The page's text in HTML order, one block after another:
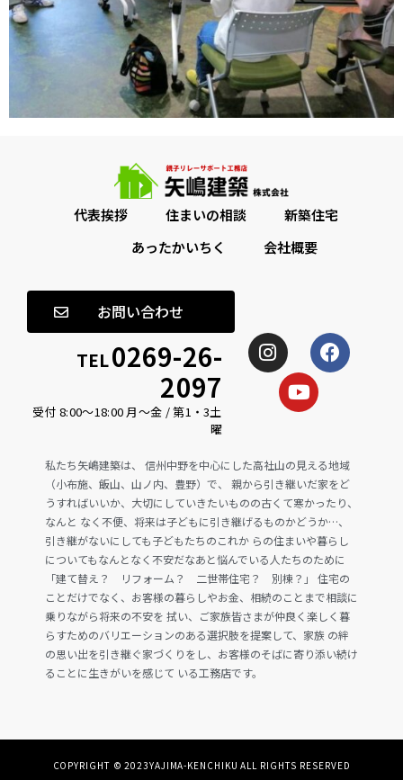
代表挨拶 住まいの相談
新築住宅
あったかいちく
会社概要
お問い合わせ
TEL0269-26-
2097
受付 8:00〜18:00 月〜金 / 第1・3土
曜
私たち矢嶋建築は、 信州中野を中心にした高社山の見える地域
（小布施、飯山、山ノ内、豊野）で、 親から引き継いだ家をど
うすればいいか、大切にしていきたいものの古くて寒かったり、
なんと なく不便、将来は子どもに引き継げるものかどうか…、
引き継がないにしても子どもたちのこれか らの住まいや暮らし
についてもなんとなく不安だなあと悩んでいる人たちのために
「建て替え？ リフォーム？ 二世帯住宅？ 別棟？」 住宅の
ことだけでなく、お客様の暮らしやお金、相続のことまで相談に
乗りながら将来の不安を 拭い、ご家族皆さまが仲良く楽しく暮
らすためのバリエーションのある選択肢を提案して、家族 の絆
の思い出を引き継ぐ家づくりをし、お客様のそばに寄り添い続け
ることに生きがいを感じて いる工務店です。
COPYRIGHT © 2023YAJIMA-KENCHIKU ALL RIGHTS RESERVED